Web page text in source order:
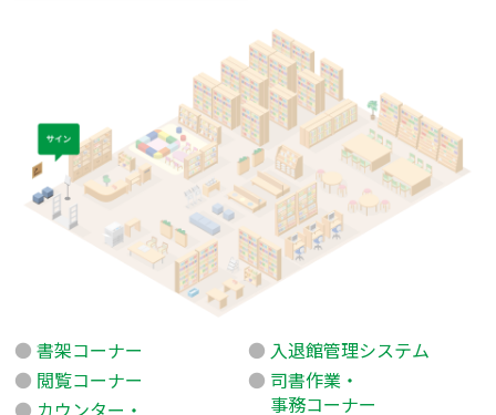
書架コーナー
閲覧コーナー
カウンター・
入退館管理システム
司書作業・
事務コーナー